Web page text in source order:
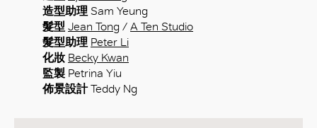
造型助理 Sam Yeung
髮型 Jean Tong / A Ten Studio
髮型助理 Peter Li
化妝 Becky Kwan
監製 Petrina Yiu
佈景設計Teddy Ng